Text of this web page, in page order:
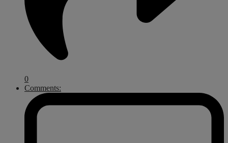
0
Comments: